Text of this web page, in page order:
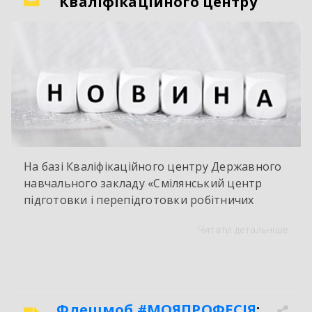
На базі Кваліфікаційного центру Державного
навчального закладу «Смілянський центр
підготовки і перепідготовки робітничих
оцінювання і визнання результатів
присвоєння ІІ-го розряду з професії «Слюсар –
Читати детальніше